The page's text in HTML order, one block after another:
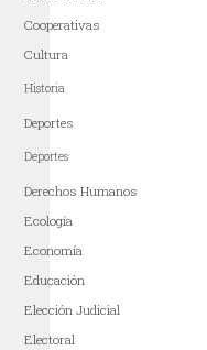
Cooperativas
Cultura
Historia
Deportes
Deportes
Derechos Humanos
Ecología
Economía
Educación
Elección Judicial
Electoral